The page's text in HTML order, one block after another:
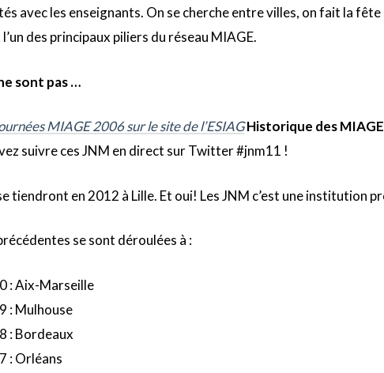
avec les enseignants. On se cherche entre villes, on fait la
des principaux piliers du réseau MIAGE.
sont pas …
MIAGE 2006 sur le site de l’ESIAGHistorique des
suivre ces JNM en direct sur Twitter #jnm11 !
tiendront en 2012 à Lille. Et oui! Les JNM c’est une institution
se sont déroulées à :
: Aix-Marseille
: Mulhouse
: Bordeaux
: Orléans